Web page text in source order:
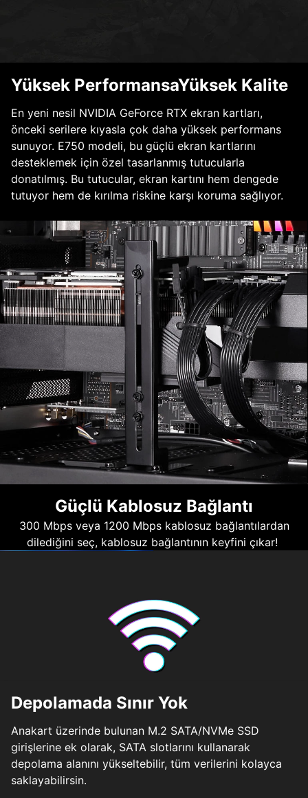
Yüksek PerformansaYüksek Kalite
En yeni nesil NVIDIA GeForce RTX ekran kartları,
önceki serilere kıyasla çok daha yüksek performans
sunuyor. E750 modeli, bu güçlü ekran kartlarını
desteklemek için özel tasarlanmış tutucularla
donatılmış. Bu tutucular, ekran kartını hem dengede
tutuyor hem de kırılma riskine karşı koruma sağlıyor.
Güçlü Kablosuz Bağlantı
300 Mbps veya 1200 Mbps kablosuz bağlantılardan
dilediğini seç, kablosuz bağlantının keyfini çıkar!
Depolamada Sınır Yok
Anakart üzerinde bulunan M.2 SATA/NVMe SSD
girişlerine ek olarak, SATA slotlarını kullanarak
depolama alanını yükseltebilir, tüm verilerini kolayca
saklayabilirsin.